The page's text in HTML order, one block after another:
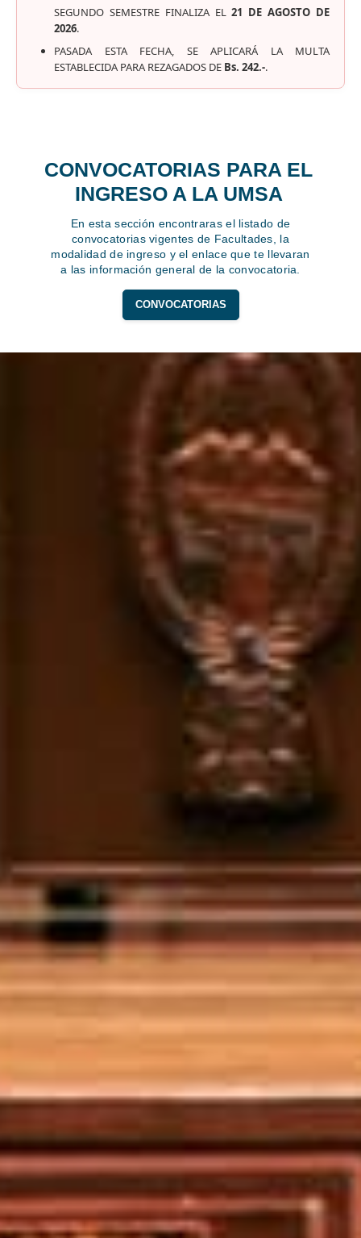
SEGUNDO SEMESTRE FINALIZA EL21 DE AGOSTO DE
2026.
PASADA ESTA FECHA, SE APLICARÁ LA MULTA
ESTABLECIDA PARA REZAGADOS DE Bs. 242.-.
CONVOCATORIAS PARA EL
INGRESO A LA UMSA
En esta sección encontraras el listado de
convocatorias vigentes de Facultades, la
modalidad de ingreso y el enlace que te llevaran
a las información general de la convocatoria.
CONVOCATORIAS